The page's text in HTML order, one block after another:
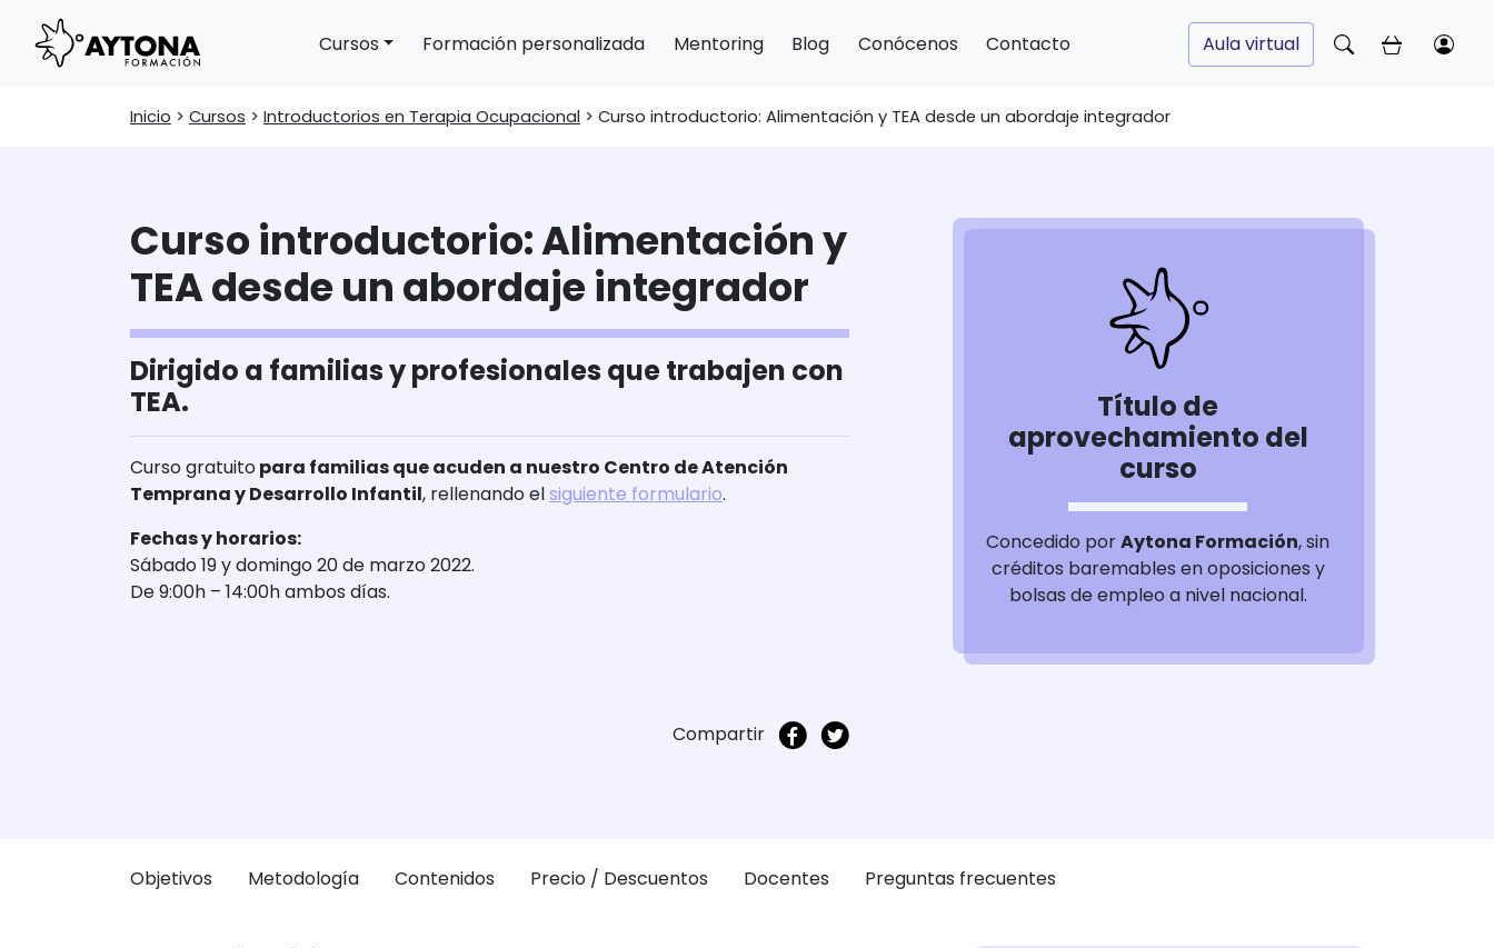
Main NavigationCursos Formación personalizada Mentoring Blog Conócenos Contacto Aula virtual
Inicio > Cursos > Introductorios en Terapia Ocupacional > Curso introductorio: Alimentación y TEA desde un abordaje integrador
Curso introductorio: Alimentación y
TEA desde un abordaje integrador
Dirigido a familias y profesionales que trabajen con
TEA.
Curso gratuitopara familias que acuden a nuestro Centro de Atención
Temprana y Desarrollo Infantil, rellenando elsiguiente formulario.
Fechas y horarios:
Sábado 19 y domingo 20 de marzo 2022.
De 9:00h – 14:00h ambos días.
Título de
aprovechamiento del
curso
Concedido porAytona Formación, sin
créditos baremables en oposiciones y
bolsas de empleo a nivel nacional.
Compartir
Objetivos Metodología Contenidos Precio / Descuentos Docentes Preguntas frecuentes